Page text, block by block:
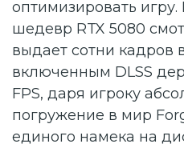
оптимизировать
шедевр RTX 5080
выдает сотни кадров
включенным DLSS
FPS, даря игроку
погружение в мир
единого намека на